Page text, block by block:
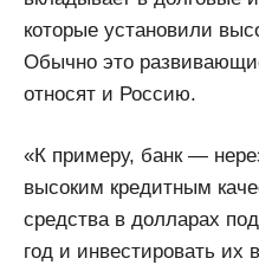
которые установили
Обычно это
относят и Россию.
«К примеру, банк —
высоким кредитным
средства в долларах
год и инвестировать